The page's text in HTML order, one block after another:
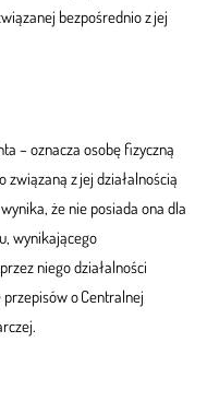
bezpośrednio z jej
– oznacza osobę fizyczną
z jej działalnością
że nie posiada ona dla
wynikającego
niego działalności
o Centralnej